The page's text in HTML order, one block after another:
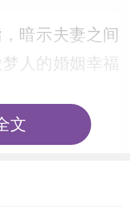
暗示夫妻之间
人的婚姻幸福
戒指做礼物，
文